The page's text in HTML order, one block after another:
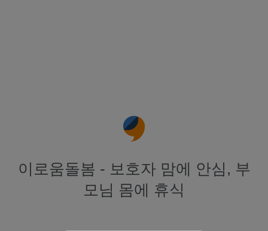
이로움돌봄 - 보호자 맘에 안심, 부
모님 몸에 휴식